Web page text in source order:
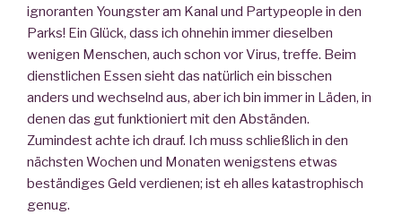
ignoranten Youngster am Kanal und Partypeople in den
Parks! Ein Glück, dass ich ohnehin immer dieselben
wenigen Menschen, auch schon vor Virus, treffe. Beim
dienstlichen Essen sieht das natürlich ein bisschen
anders und wechselnd aus, aber ich bin immer in Läden, in
denen das gut funktioniert mit den Abständen.
Zumindest achte ich drauf. Ich muss schließlich in den
nächsten Wochen und Monaten wenigstens etwas
beständiges Geld verdienen; ist eh alles katastrophisch
genug.